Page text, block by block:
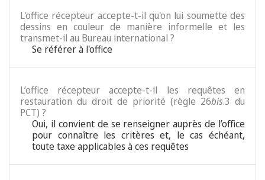
L'office récepteur accepte-t-il qu'on lui soumette des
dessins en couleur de manière informelle et les
transmet-il au Bureau international ?
Se référer à l'office
L’office récepteur accepte-t-il les requêtes en
restauration du droit de priorité (règle 26bis.3 du
PCT) ?
Oui, il convient de se renseigner auprès de l’office
pour connaître les critères et, le cas échéant,
toute taxe applicables à ces requêtes